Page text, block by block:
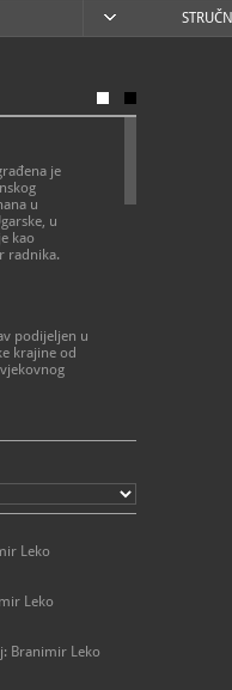
je
u
u
kao
radnika.
podijeljen u
krajine od
te
Razlog
koja je
glavne
i Naronu.
bazilika.
o
Leko
Leko
Branimir Leko